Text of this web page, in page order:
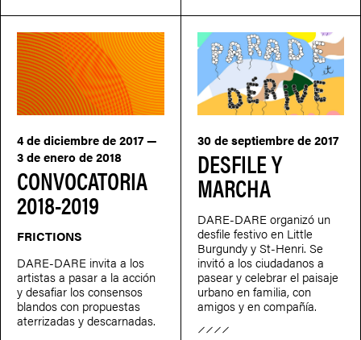
CONVOCATORIA
2018-2019
4 de diciembre de 2017 —
3 de enero de 2018
FRICTIONS
DARE-DARE invita a los
artistas a pasar a la acción
y desafiar los consensos
blandos con propuestas
aterrizadas y descarnadas.
DESFILE Y
MARCHA
30 de septiembre de 2017
DARE-DARE organizó un
desfile festivo en Little
Burgundy y St-Henri. Se
invitó a los ciudadanos a
pasear y celebrar el paisaje
urbano en familia, con
amigos y en compañía.